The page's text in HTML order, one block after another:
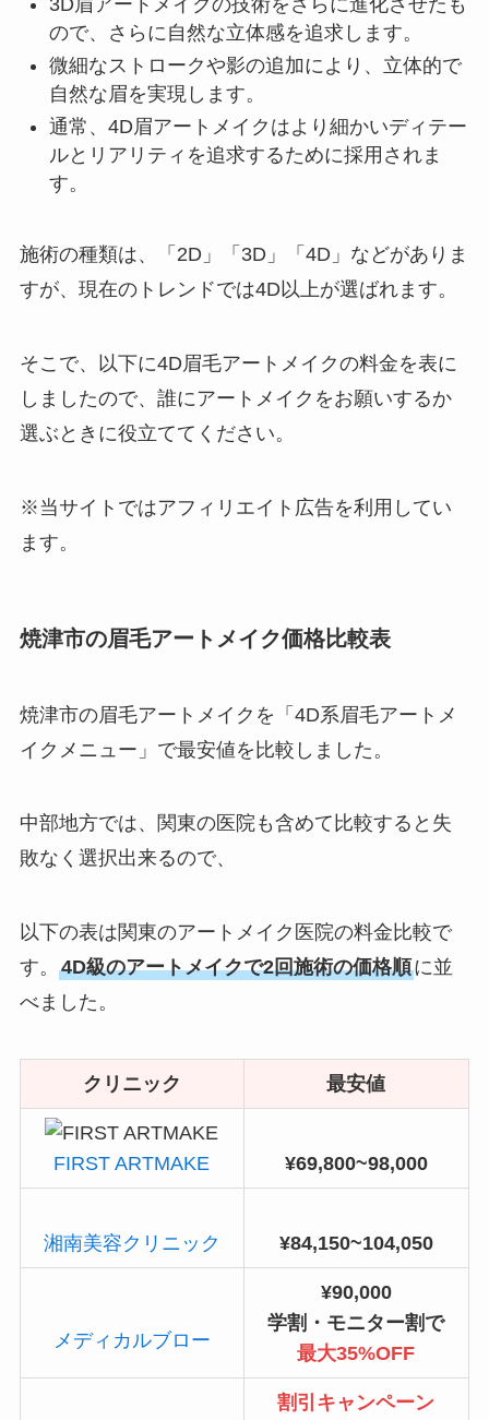
ので、さらに自然な立体感を追求します。
微細なストロークや影の追加により、立体的で
自然な眉を実現します。
通常、4D眉アートメイクはより細かいディテー
ルとリアリティを追求するために採用されま
す。
施術の種類は、「2D」「3D」「4D」などがありま
すが、現在のトレンドでは4D以上が選ばれます。
そこで、以下に4D眉毛アートメイクの料金を表に
しましたので、誰にアートメイクをお願いするか
選ぶときに役立ててください。
※当サイトではアフィリエイト広告を利用してい
ます。
焼津市の眉毛アートメイク価格比較表
焼津市の眉毛アートメイクを「4D系眉毛アートメ
イクメニュー」で最安値を比較しました。
中部地方では、関東の医院も含めて比較すると失
敗なく選択出来るので、
以下の表は関東のアートメイク医院の料金比較で
す。 4D級のアートメイクで2回施術の価格順に並
べました。
クリニック 最安値
FIRST ARTMAKE ¥69,800~98,000
湘南美容クリニック ¥84,150~104,050
メディカルブロー
¥90,000
学割・モニター割で
最大35%OFF
割引キャンペーン